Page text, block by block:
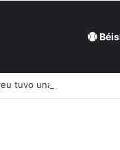
tuvo una jornada